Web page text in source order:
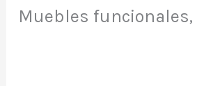
Muebles funcionales,